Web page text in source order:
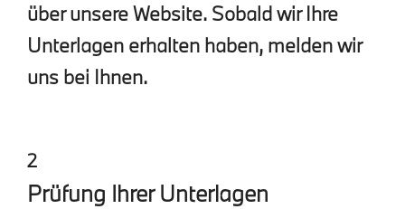
über unsere Website. Sobald wir Ihre
Unterlagen erhalten haben, melden wir
uns bei Ihnen.
2
Prüfung Ihrer Unterlagen